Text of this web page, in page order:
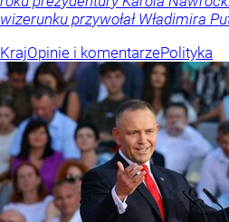
wizerunku przywołał Władimira
KrajOpinie i komentarzePolityka